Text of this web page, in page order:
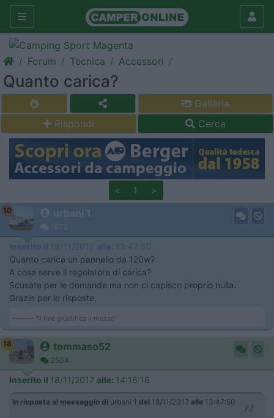
Forum Tecnica Accessori
Quanto carica?
Galleria
Rispondi
Cerca
< 1 >
10 urbani 1
1873
Inserito il 18/11/2017 alle: 13:47:50
Quanto carica un pannello da 120w?
A cosa serve il regolatore di carica?
Scusate per le domande ma non ci capisco proprio nulla.
Grazie per le risposte.
------- "Il fine giustifica il mezzo"
18 tommaso52
2504
Inserito il 18/11/2017 alle: 14:16:16
In risposta al messaggio di urbani 1 del 18/11/2017 alle 13:47:50